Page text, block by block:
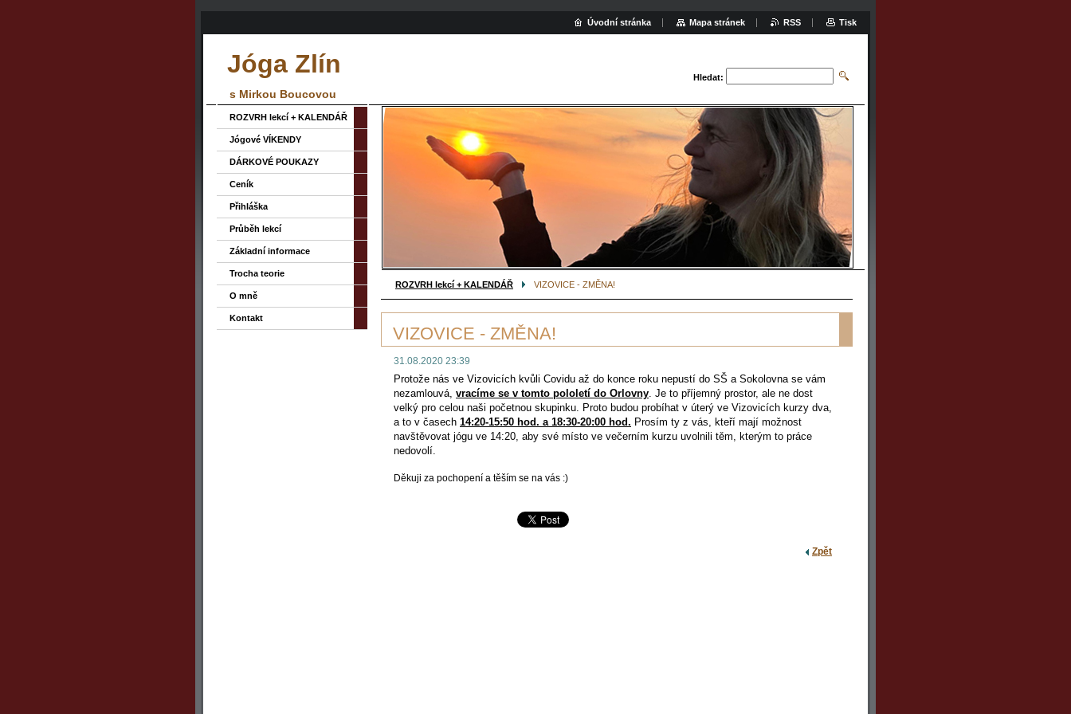
Jóga Zlín
s Mirkou Boucovou
Hledat:
ROZVRH lekcí + KALENDÁŘ VIZOVICE - ZMĚNA!
VIZOVICE - ZMĚNA!
31.08.2020 23:39
Protože nás ve Vizovicích kvůli Covidu až do konce roku nepustí do SŠ a Sokolovna se vám
nezamlouvá, vracíme se v tomto pololetí do Orlovny. Je to příjemný prostor, ale ne dost
velký pro celou naši početnou skupinku. Proto budou probíhat v úterý ve Vizovicích kurzy dva,
a to v časech 14:20-15:50 hod. a 18:30-20:00 hod. Prosím ty z vás, kteří mají možnost
navštěvovat jógu ve 14:20, aby své místo ve večerním kurzu uvolnili těm, kterým to práce
nedovolí.
Děkuji za pochopení a těším se na vás :)
Zpět
ROZVRH lekcí + KALENDÁŘ
Jógové VÍKENDY
DÁRKOVÉ POUKAZY
Ceník
Přihláška
Průběh lekcí
Základní informace
Trocha teorie
O mně
Kontakt
Úvodní stránka Mapa stránek RSS Tisk